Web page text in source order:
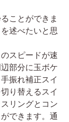
ことができま
述べたいと思
スピードが速
部分に玉ボケ
振れ補正スイ
り替えるスイ
リングとコン
できます。通